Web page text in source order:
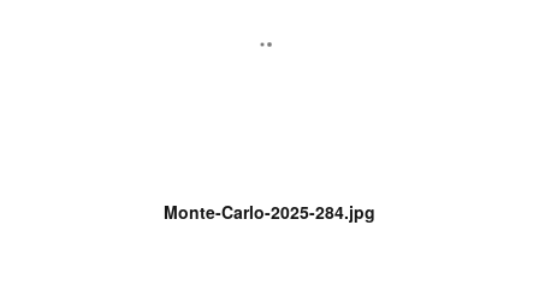
Monte-Carlo-2025-284.jpg